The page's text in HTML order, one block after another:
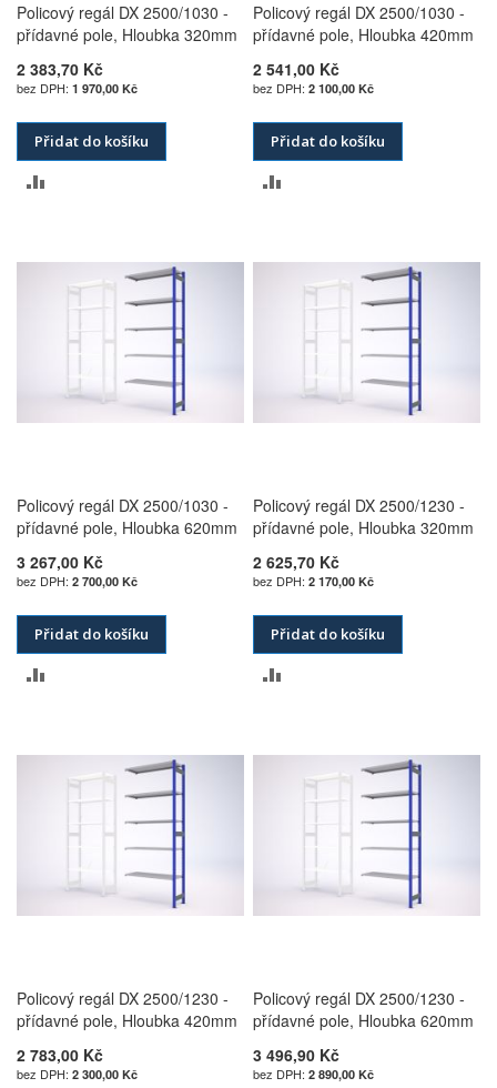
Policový regál DX 2500/1030 -
přídavné pole, Hloubka 320mm
2 383,70 Kč
1 970,00 Kč
Přidat do košíku
POROVNÁNÍ
Policový regál DX 2500/1030 -
přídavné pole, Hloubka 420mm
2 541,00 Kč
2 100,00 Kč
Přidat do košíku
POROVNÁNÍ
Policový regál DX 2500/1030 -
přídavné pole, Hloubka 620mm
3 267,00 Kč
2 700,00 Kč
Přidat do košíku
POROVNÁNÍ
Policový regál DX 2500/1230 -
přídavné pole, Hloubka 320mm
2 625,70 Kč
2 170,00 Kč
Přidat do košíku
POROVNÁNÍ
Policový regál DX 2500/1230 -
přídavné pole, Hloubka 420mm
2 783,00 Kč
2 300,00 Kč
Policový regál DX 2500/1230 -
přídavné pole, Hloubka 620mm
3 496,90 Kč
2 890,00 Kč